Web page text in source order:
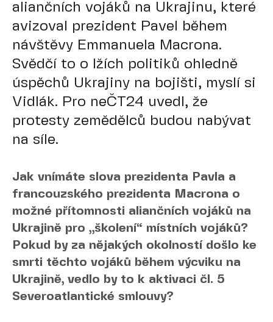
aliančních vojáků na Ukrajinu, které
avizoval prezident Pavel během
návštěvy Emmanuela Macrona.
Svědčí to o lžích politiků ohledně
úspěchů Ukrajiny na bojišti, myslí si
Vidlák. Pro neČT24 uvedl, že
protesty zemědělců budou nabývat
na síle.
Jak vnímáte slova prezidenta Pavla a
francouzského prezidenta Macrona o
možné přítomnosti aliančních vojáků na
Ukrajině pro „školení“ místních vojáků?
Pokud by za nějakých okolností došlo ke
smrti těchto vojáků během výcviku na
Ukrajině, vedlo by to k aktivaci čl. 5
Severoatlantické smlouvy?